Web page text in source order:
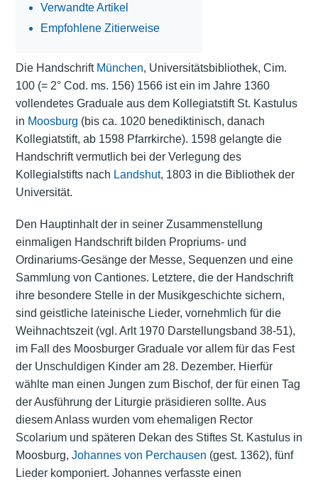
Verwandte Artikel
Empfohlene Zitierweise
Die Handschrift München, Universitätsbibliothek, Cim.
100 (= 2° Cod. ms. 156) 1566 ist ein im Jahre 1360
vollendetes Graduale aus dem KollegiatstiftSt. Kastulus
in Moosburg (bis ca. 1020 benediktinisch, danach
Kollegiatstift, ab 1598 Pfarrkirche). 1598 gelangte die
Handschrift vermutlich bei der Verlegung des
Kollegialstifts nach Landshut, 1803 in die Bibliothek der
Universität.
Den Hauptinhalt der in seiner Zusammenstellung
einmaligen Handschrift bilden Propriums- und
Ordinariums-Gesänge der Messe, Sequenzen und eine
Sammlung von Cantiones. Letztere, die der Handschrift
ihre besondere Stelle in der Musikgeschichte sichern,
sind geistliche lateinische Lieder, vornehmlich für die
Weihnachtszeit (vgl. Arlt 1970 Darstellungsband 38-51),
im Fall des Moosburger Graduale vor allem für das Fest
der Unschuldigen Kinder am 28. Dezember. Hierfür
wählte man einen Jungen zum Bischof, der für einen Tag
der Ausführung der Liturgie präsidieren sollte. Aus
diesem Anlass wurden vom ehemaligen Rector
Scolarium und späteren Dekan des Stiftes St. Kastulus in
Moosburg, Johannes von Perchausen (gest. 1362), fünf
Lieder komponiert. Johannes verfasste einen